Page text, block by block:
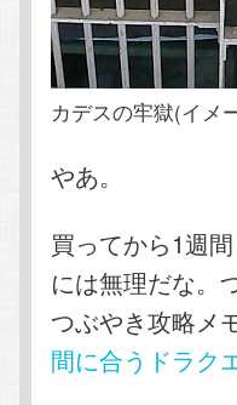
カデスの牢獄(イメ
やあ。
買ってから1週
には無理だな。
つぶやき攻略メ
間に合うドラク